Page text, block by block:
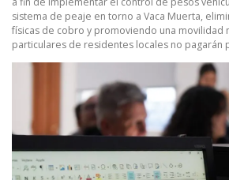
sistema de peaje en torno a Vaca Muerta,
físicas de cobro y promoviendo una movilidad
particulares de residentes locales no pagarán